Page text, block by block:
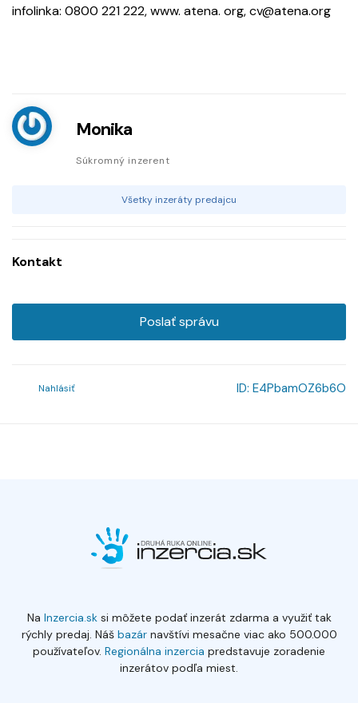
infolinka: 0800 221 222, www. atena. org, cv@atena.org
Monika
Súkromný inzerent
Všetky inzeráty predajcu
Kontakt
Poslať správu
Nahlásiť ID: E4PbamOZ6b6O
Na Inzercia.sksi môžete podať inzerát zdarma a využiť tak
rýchly predaj. Náš bazárnavštívi mesačne viac ako 500.000
používateľov. Regionálna inzercia predstavuje zoradenie
inzerátov podľa miest.